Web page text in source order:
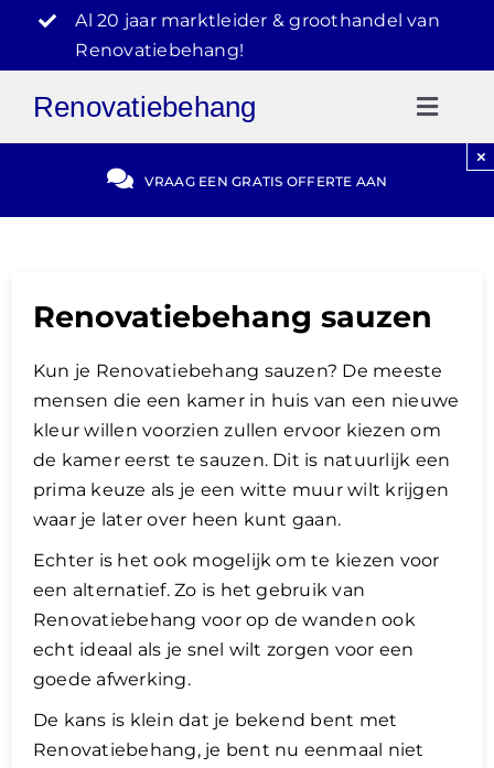
inhoud
Al 20 jaar marktleider & groothandel van
Renovatiebehang!
Renovatiebehang
Gratis Offerte
Video Reviews
030-2072303
VRAAG EEN GRATIS OFFERTE AAN
×
Renovatiebehang sauzen
Kun je Renovatiebehang sauzen? De meeste
mensen die een kamer in huis van een nieuwe
kleur willen voorzien zullen ervoor kiezen om
de kamer eerst te sauzen. Dit is natuurlijk een
prima keuze als je een witte muur wilt krijgen
waar je later over heen kunt gaan.
Echter is het ook mogelijk om te kiezen voor
een alternatief. Zo is het gebruik van
Renovatiebehang voor op de wanden ook
echt ideaal als je snel wilt zorgen voor een
goede afwerking.
De kans is klein dat je bekend bent met
Renovatiebehang, je bent nu eenmaal niet